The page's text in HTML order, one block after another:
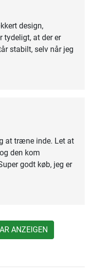
design,
tydeligt, at der er
stabilt, selv når jeg
at træne inde. Let at
den kom
godt køb, jeg er
ANZEIGEN